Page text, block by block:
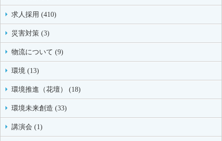
求人採用 (410)
災害対策 (3)
物流について (9)
環境 (13)
環境推進（花壇） (18)
環境未来創造 (33)
講演会 (1)